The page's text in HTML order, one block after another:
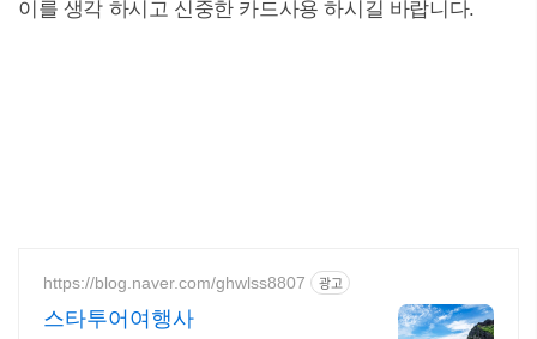
이를 생각 하시고 신중한 카드사용 하시길 바랍니다.
https://blog.naver.com/ghwlss8807 광고
스타투어여행사